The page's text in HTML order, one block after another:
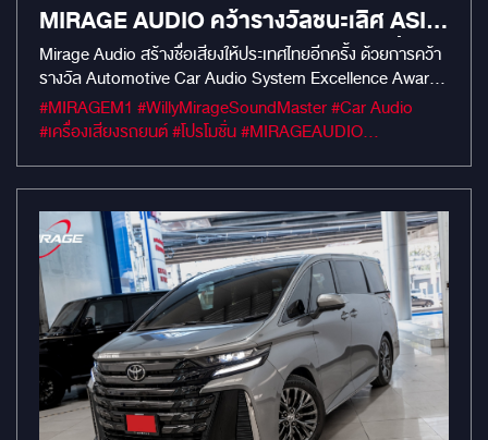
MIRAGE AUDIO คว้ารางวัลชนะเลิศ ASIA
AUTOMOTIVE AWARD 2025: ยืนหนึ่ง
ด้านเครื่องเสียงรถยนต์ระดับเอเชีย
Mirage Audio สร้างชื่อเสียงให้ประเทศไทยอีกครั้ง ด้วยการคว้า
รางวัล Automotive Car Audio System Excellence Award
2025 จากเวทีระดับโลก Asia Automotive Award โดยเอาชนะคู่
แข่งจาก 12 ประเทศทั่วเอเชีย รางวัลนี้มอบโดย Grand Prix
ยุทธศาสตร์การออกแบบเครื่องเสียงรถยนต์
#MIRAGEM1 #WillyMirageSoundMaster #Car Audio
#เครื่องเสียงรถยนต์ #โปรโมชั่น #MIRAGEAUDIO